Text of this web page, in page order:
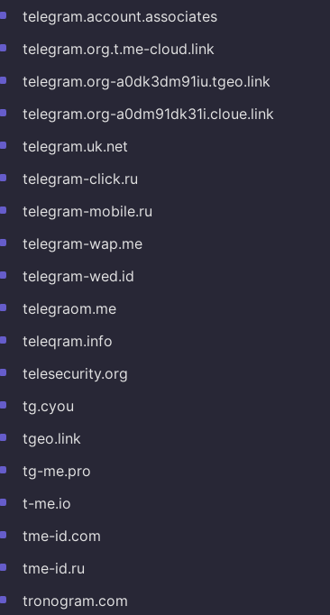
telegram.account.associates
telegram.org.t.me-cloud.link
telegram.org-a0dk3dm91iu.tgeo.link
telegram.org-a0dm91dk31i.cloue.link
telegram.uk.net
telegram-click.ru
telegram-mobile.ru
telegram-wap.me
telegram-wed.id
telegraom.me
teleqram.info
telesecurity.org
tg.cyou
tgeo.link
tg-me.pro
t-me.io
tme-id.com
tme-id.ru
tronogram.com